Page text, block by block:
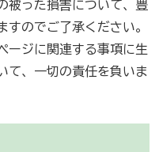
被った損害について、豊
すのでご了承ください。
ージに関連する事項に生
て、一切の責任を負いま